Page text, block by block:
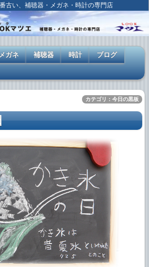
古い、補聴器・メガネ・時計の専門店
ガネ 補聴器 時計 ブログ
カテゴリ：今日の黒板